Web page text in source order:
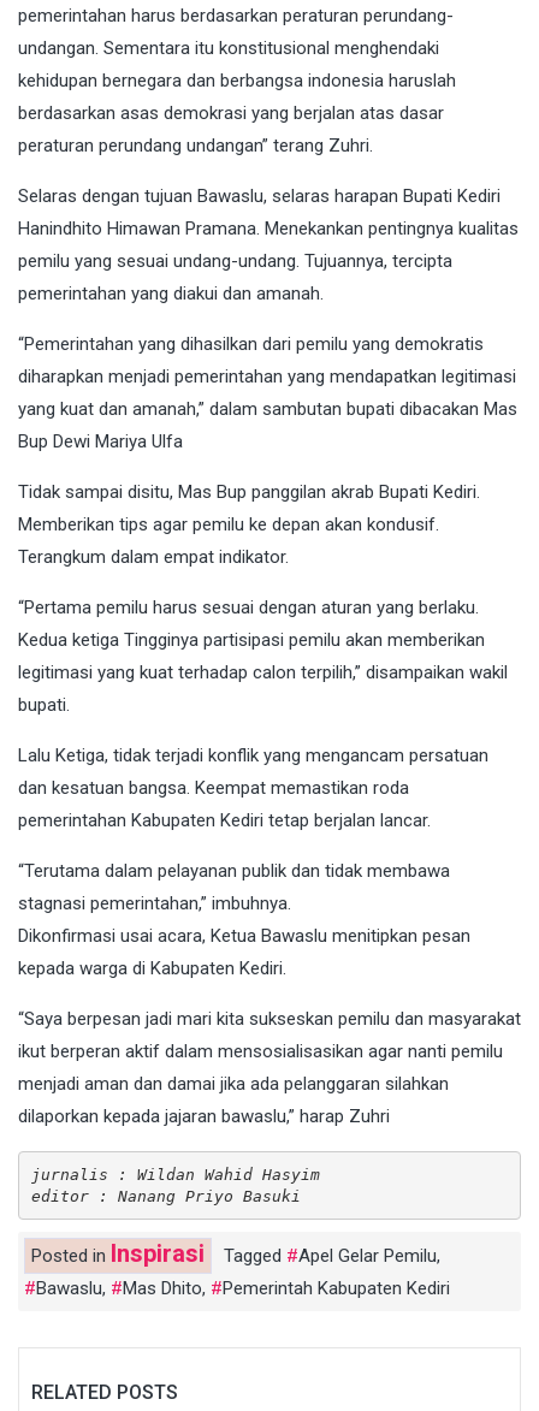
pemerintahan harus berdasarkan peraturan perundang-
undangan. Sementara itu konstitusional menghendaki
kehidupan bernegara dan berbangsa indonesia haruslah
berdasarkan asas demokrasi yang berjalan atas dasar
peraturan perundang undangan” terang Zuhri.
Selaras dengan tujuan Bawaslu, selaras harapan Bupati Kediri
Hanindhito Himawan Pramana. Menekankan pentingnya kualitas
pemilu yang sesuai undang-undang. Tujuannya, tercipta
pemerintahan yang diakui dan amanah.
“Pemerintahan yang dihasilkan dari pemilu yang demokratis
diharapkan menjadi pemerintahan yang mendapatkan legitimasi
yang kuat dan amanah,” dalam sambutan bupati dibacakan Mas
Bup Dewi Mariya Ulfa
Tidak sampai disitu, Mas Bup panggilan akrab Bupati Kediri.
Memberikan tips agar pemilu ke depan akan kondusif.
Terangkum dalam empat indikator.
“Pertama pemilu harus sesuai dengan aturan yang berlaku.
Kedua ketiga Tingginya partisipasi pemilu akan memberikan
legitimasi yang kuat terhadap calon terpilih,” disampaikan wakil
bupati.
Lalu Ketiga, tidak terjadi konflik yang mengancam persatuan
dan kesatuan bangsa. Keempat memastikan roda
pemerintahan Kabupaten Kediri tetap berjalan lancar.
“Terutama dalam pelayanan publik dan tidak membawa
stagnasi pemerintahan,” imbuhnya.
Dikonfirmasi usai acara, Ketua Bawaslu menitipkan pesan
kepada warga di Kabupaten Kediri.
“Saya berpesan jadi mari kita sukseskan pemilu dan masyarakat
ikut berperan aktif dalam mensosialisasikan agar nanti pemilu
menjadi aman dan damai jika ada pelanggaran silahkan
dilaporkan kepada jajaran bawaslu,” harap Zuhri
jurnalis : Wildan Wahid Hasyim
editor : Nanang Priyo Basuki
Posted in Inspirasi Tagged Apel Gelar Pemilu,
Bawaslu, Mas Dhito, Pemerintah Kabupaten Kediri
RELATED POSTS